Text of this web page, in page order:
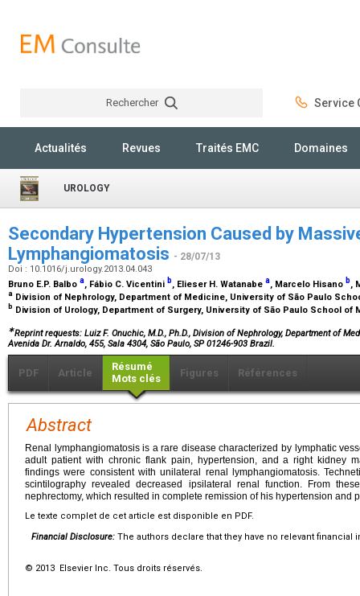
Rechercher Service
Actualités Revues Traités EMC Domaines
UROLOGY
Secondary Hypertension Caused by
Lymphangiomatosis - 28/07/13
Doi : 10.1016/j.urology.2013.04.043
Bruno E.P. Balbo a, Fábio C. Vicentini b, Elieser H. Watanabe a, Marcelo Hisano b,
a Division of Nephrology, Department of Medicine, University of São Paulo
b Division of Urology, Department of Surgery, University of São Paulo School of
∗Reprint requests: Luiz F. Onuchic, M.D., Ph.D., Division of Nephrology, Department of
Avenida Dr. Arnaldo, 455, Sala 4304, São Paulo, SP 01246-903 Brazil.
PDF Article
Résumé
Mots clés
Figures Références
Abstract
Renal lymphangiomatosis is a rare disease characterized by lymphatic
adult patient with chronic flank pain, hypertension, and a right kidney
findings were consistent with unilateral renal lymphangiomatosis.
scintilography revealed decreased ipsilateral renal function. From
nephrectomy, which resulted in complete remission of his hypertension and
Le texte complet de cet article est disponible en PDF.
Financial Disclosure: The authors declare that they have no relevant financial
© 2013 Elsevier Inc. Tous droits réservés.